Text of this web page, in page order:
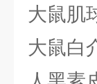
大鼠肌
大鼠白